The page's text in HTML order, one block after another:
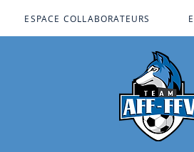
ESPACE COLLABORATEURS